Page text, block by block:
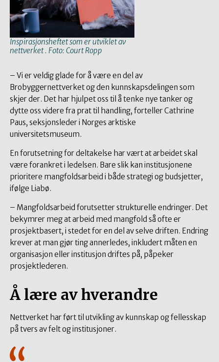
Inspirasjonsheftet som er utviklet av
nettverket . Foto: Court Ropp
– Vi er veldig glade for å være en del av
Brobyggernettverket og den kunnskapsdelingen som
skjer der. Det har hjulpet oss til å tenke nye tanker og
dytte oss videre fra prat til handling, forteller Cathrine
Paus, seksjonsleder i Norges arktiske
universitetsmuseum.
En forutsetning for deltakelse har vært at arbeidet skal
være forankret i ledelsen. Bare slik kan institusjonene
prioritere mangfoldsarbeid i både strategi og budsjetter,
ifølge Liabø.
– Mangfoldsarbeid forutsetter strukturelle endringer. Det
bekymrer meg at arbeid med mangfold så ofte er
prosjektbasert, i stedet for en del av selve driften. Endring
krever at man gjør ting annerledes, inkludert måten en
organisasjon eller institusjon driftes på, påpeker
prosjektlederen.
Å lære av hverandre
Nettverket har ført til utvikling av kunnskap og fellesskap
på tvers av felt og institusjoner.